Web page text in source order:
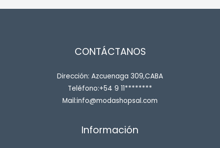
CONTÁCTANOS
Dirección: Azcuenaga 309,CABA
Teléfono:+54 9 11********
Mail:info@modashopsal.com
Información